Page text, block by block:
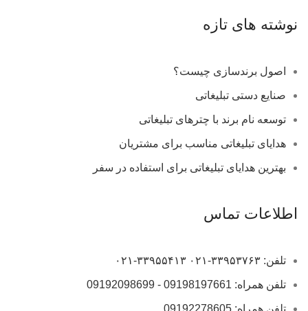
نوشته های تازه
اصول برندسازی چیست؟
صنایع دستی تبلیغاتی
توسعه نام برند با چترهای تبلیغاتی
هدایای تبلیغاتی مناسب برای مشتریان
بهترین هدایای تبلیغاتی برای استفاده در سفر
اطلاعات تماس
تلفن: ۳۳۹۵۳۷۶۳-۰۲۱ ۳۳۹۵۵۴۱۳-۰۲۱
تلفن همراه: 09198197661 - 09192098699